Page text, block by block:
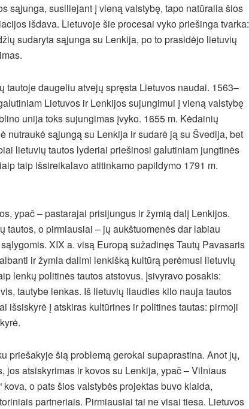
sąjunga, susiliejant į vieną valstybę, tapo natūralia šios
išdava. Lietuvoje šie procesai vyko priešinga tvarka:
sudaryta sąjunga su Lenkija, po to prasidėjo lietuvių
tautoje daugeliu atvejų spręsta Lietuvos naudai. 1563–
Lietuvos ir Lenkijos sujungimui į vieną valstybę
unija toks sujungimas įvyko. 1655 m. Kėdainių
nutraukė sąjungą su Lenkija ir sudarė ją su Švedija, bet
lietuvių tautos lyderiai priešinosi galutiniam jungtinės
taip išsireikalavo atitinkamo papildymo 1791 m.
ypač – pastarajai prisijungus ir žymią dalį Lenkijos.
o pirmiausiai – jų aukštuomenės dar labiau
XIX a. visą Europą sužadinęs Tautų Pavasaris
ir žymia dalimi lenkišką kultūrą perėmusi lietuvių
lenkų politinės tautos atstovus. Įsivyravo posakis:
tautybe lenkas. Iš lietuvių liaudies kilo nauja tautos
išsiskyrė į atskiras kultūrines ir politines tautas: pirmoji
priešakyje šią problemą gerokai supaprastina. Anot jų,
jos atsiskyrimas ir kovos su Lenkija, ypač – Vilniaus
kova, o pats šios valstybės projektas buvo klaida,
partneriais. Pirmiausiai tai ne visai tiesa. Lietuvos